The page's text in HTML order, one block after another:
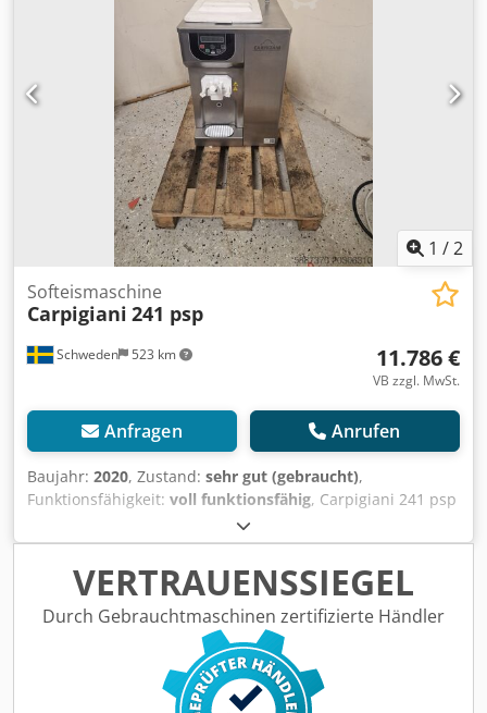
1 /2
Schweden 523 km
Softeismaschine
Carpigiani 241 psp
11.786 €
VB zzgl. MwSt.
Anfragen Anrufen
Baujahr: 2020, Zustand: sehr gut (gebraucht),
Funktionsfähigkeit: voll funktionsfähig, Carpigiani 241 psp
Wassergekühlt, pasteurisierend, 3-phasig, neu gewartet.
Nur 2 Jahre im Einsatz. Sehr guter Zustand. Djdpfx Ajxn
AphenfjkrVERTRAUENSSIEGEL
Durch Gebrauchtmaschinen zertifizierte Händler